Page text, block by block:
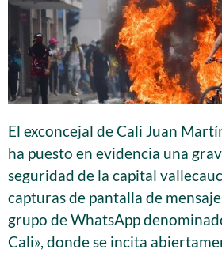
El exconcejal de Cali Juan
ha puesto en evidencia una
seguridad de la capital
capturas de pantalla de
grupo de WhatsApp
Cali», donde se incita